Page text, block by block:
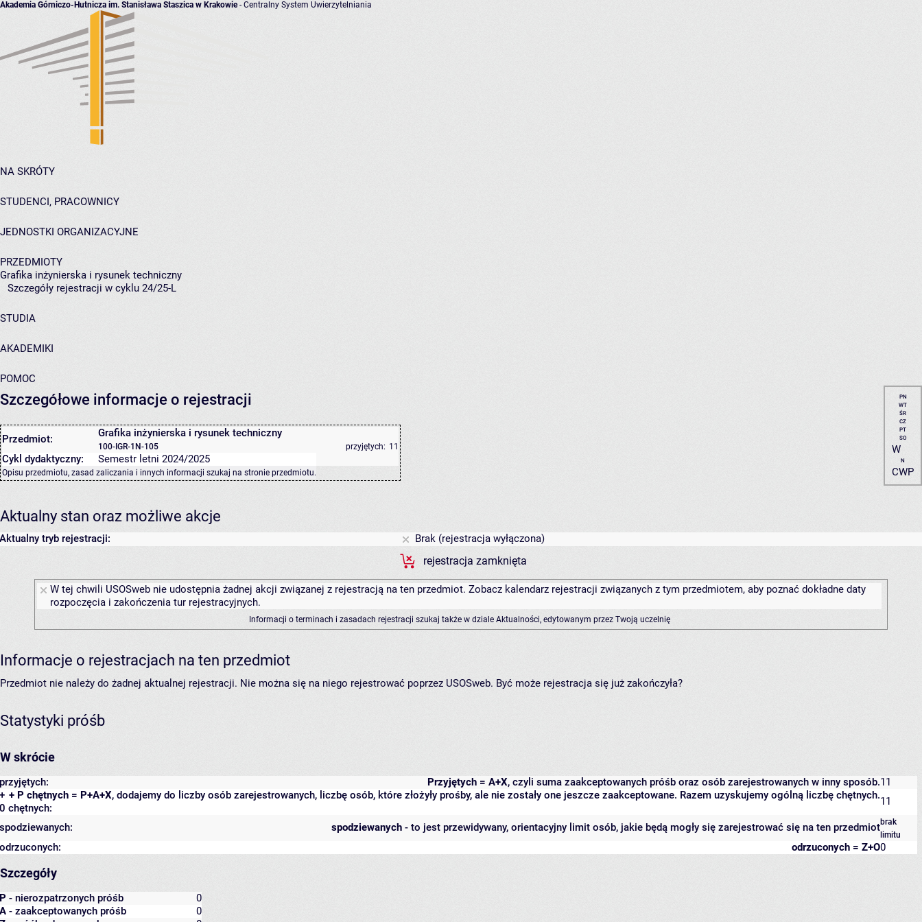
Akademia Górniczo-Hutnicza im. Stanisława Staszica w Krakowie- Centralny System Uwierzytelniania
NA SKRÓTY
STUDENCI, PRACOWNICY
JEDNOSTKI ORGANIZACYJNE
PRZEDMIOTY
Grafika inżynierska i rysunek techniczny
Szczegóły rejestracji w cyklu 24/25-L
STUDIA
AKADEMIKI
POMOC
Szczegółowe informacje o rejestracji
Przedmiot: Grafika inżynierska i rysunek techniczny
100-IGR-1N-105 przyjętych: 11
Cykl dydaktyczny: Semestr letni 2024/2025
Opisu przedmiotu, zasad zaliczania i innych informacji szukaj na stronie przedmiotu.
PN
WT
ŚR
CZ
PT
SO
W
N
CWP
Aktualny stan oraz możliwe akcje
Aktualny tryb rejestracji:
Brak (rejestracja wyłączona)
rejestracja zamknięta
W tej chwili USOSweb nie udostępnia żadnej akcji związanej z rejestracją na ten przedmiot. Zobacz kalendarz rejestracji związanych z tym przedmiotem, aby poznać dokładne daty
rozpoczęcia i zakończenia tur rejestracyjnych.
Informacji o terminach i zasadach rejestracji szukaj także w dziale Aktualności, edytowanym przez Twoją uczelnię
Informacje o rejestracjach na ten przedmiot
Przedmiot nie należy do żadnej aktualnej rejestracji. Nie można się na niego rejestrować poprzez USOSweb. Być może rejestracja się już zakończyła?
Statystyki próśb
W skrócie
Przyjętych = A+X, czyli suma zaakceptowanych próśb oraz osób zarejestrowanych w inny sposób.
przyjętych:
11
+ P chętnych = P+A+X, dodajemy do liczby osób zarejestrowanych, liczbę osób, które złożyły prośby, ale nie zostały one jeszcze zaakceptowane. Razem uzyskujemy ogólną liczbę chętnych.
+
0 chętnych:
11
spodziewanych - to jest przewidywany, orientacyjny limit osób, jakie będą mogły się zarejestrować się na ten przedmiot
spodziewanych:
brak
limitu
odrzuconych = Z+O
odrzuconych: 0
Szczegóły
P - nierozpatrzonych próśb
0
A - zaakceptowanych próśb
0